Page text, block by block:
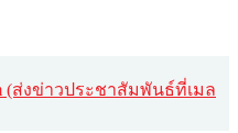
(ส่งข่าวประชาสัมพันธ์ที่เมล